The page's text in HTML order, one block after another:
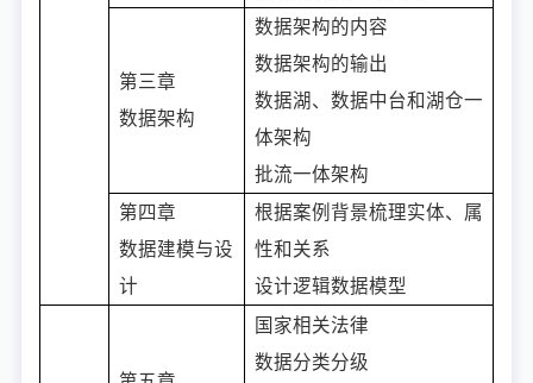
第三章
数据架构
数据架构的内容
数据架构的输出
数据湖、数据中台和湖仓一
体架构
批流一体架构
第四章
数据建模与设
计
根据案例背景梳理实体、属
性和关系
设计逻辑数据模型
国家相关法律
数据分类分级